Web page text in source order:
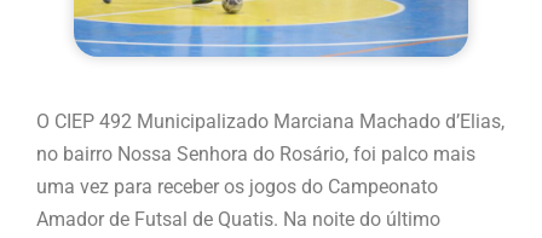
O CIEP 492 Municipalizado Marciana Machado d’Elias,
no bairro Nossa Senhora do Rosário, foi palco mais
uma vez para receber os jogos do Campeonato
Amador de Futsal de Quatis. Na noite do último